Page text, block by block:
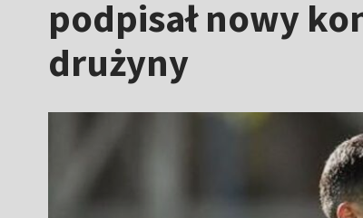
podpisał nowy
drużyny